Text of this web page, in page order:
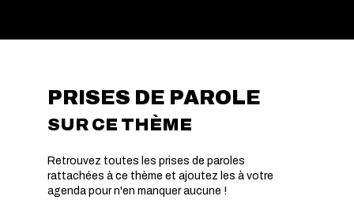
SUR CE THÈME
PRISES DE PAROLE
Retrouvez toutes les prises de paroles
rattachées à ce thème et ajoutez les à votre
agenda pour n'en manquer aucune !